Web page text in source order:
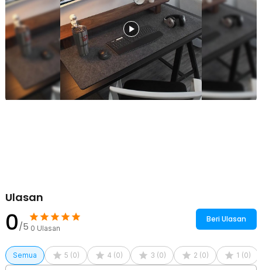
Dengan jahitan ini, mouse pad menjadi lebih awet untuk
penggunaan jangka panjang.
Ketebalan Nyaman Digunakan
Mouse pad memiliki ketebalan sekitar 3 mm yang memberikan
bantalan empuk saat digunakan. Ketebalan ini membantu
meningkatkan kenyamanan saat menggunakan mouse dalam waktu
lama.
Kelengkapan Produk
Ulasan
0/5 0 Ulasan
Beri Ulasan
Semua 5 (0) 4 (0) 3 (0) 2 (0) 1 (0)